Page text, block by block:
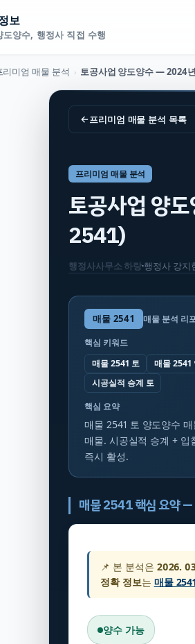
보
도양수, 행정사 직접 수행
리미엄 매물 분석 ›
←프리미엄 매물 분석 목록
프리미엄 매물 분석
토공사업 양
2541)
행정사사무소 하랑·행정사 강지
매물 2541 매물 분석 리
핵심 키워드
매물 2541 토
매물 2541
시공실적 승계 토
핵심 요약
매물 2541 토 양도양수
매물. 시공실적 승계 + 입
즉시 활성.
매물 2541 핵심 요약
📌 본 분석은 2026.
정확 정보는 매물
양수 가능